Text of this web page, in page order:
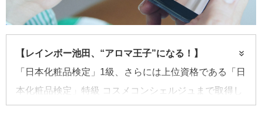
【レインボー池田、“アロマ王子”になる！】
「日本化粧品検定」1級、さらには上位資格である「日
本化粧品検定」特級 コスメコンシェルジュまで取得し